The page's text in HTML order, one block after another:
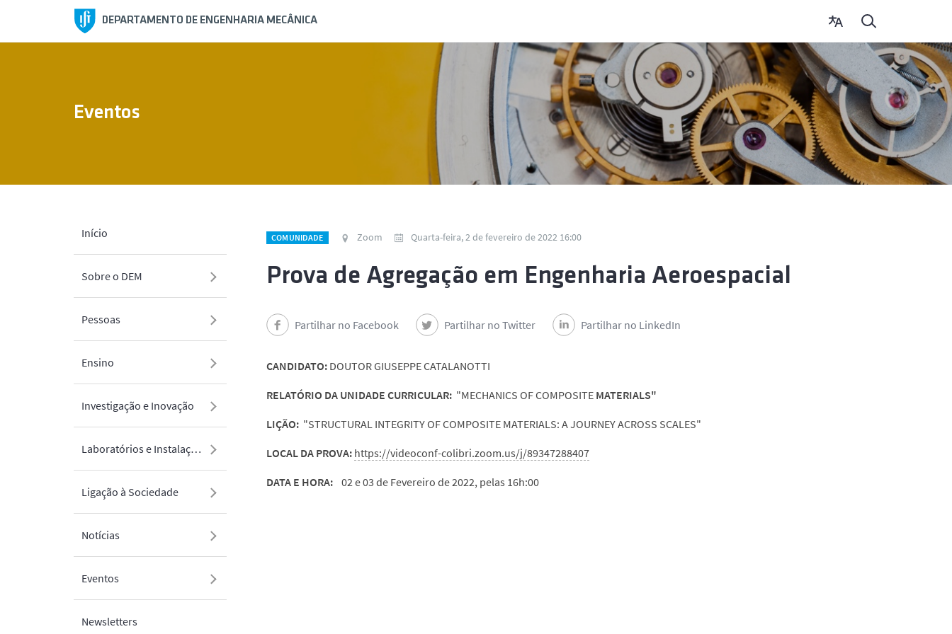
DEPARTAMENTO DE ENGENHARIA MECÂNICA
Início
Sobre o DEM
Pessoas
Ensino
Investigação e Inovação
Laboratórios e Instalações
Ligação à Sociedade
Notícias
Eventos
Newsletters
Eventos
COMUNIDADE Zoom Quarta-feira, 2 de fevereiro de 2022 16:00
Prova de Agregação em Engenharia Aeroespacial
Partilhar no Facebook Partilhar no Twitter Partilhar no LinkedIn
CANDIDATO: DOUTOR GIUSEPPE CATALANOTTI
RELATÓRIO DA UNIDADE CURRICULAR: "MECHANICS OF COMPOSITE MATERIALS"
LIÇÃO: "STRUCTURAL INTEGRITY OF COMPOSITE MATERIALS: A JOURNEY ACROSS SCALES"
LOCAL DA PROVA: https://videoconf-colibri.zoom.us/j/89347288407
DATA E HORA: 02 e 03 de Fevereiro de 2022, pelas 16h:00